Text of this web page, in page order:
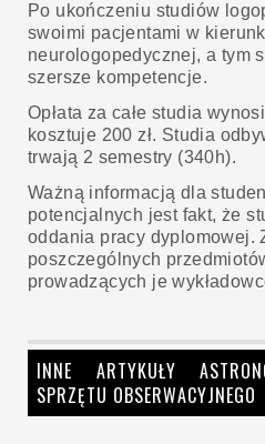
Po ukończeniu studiów
swoimi pacjentami w
neurologopedycznej, a tym
szersze kompetencje.
Opłata za całe studia
kosztuje 200 zł. Studia
trwają 2 semestry (340h).
Ważną informacją dla
potencjalnych jest fakt, że
oddania pracy dyplomowej.
poszczególnych
prowadzących je
INNE ARTYKUŁY
SPRZĘTU OBSERWACYJNEGO